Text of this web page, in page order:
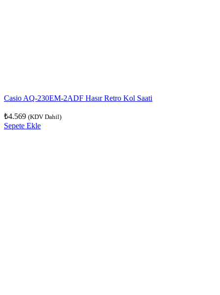
Casio AQ-230EM-2ADF Hasır Retro Kol Saati
₺4.569 (KDV Dahil)
Sepete Ekle